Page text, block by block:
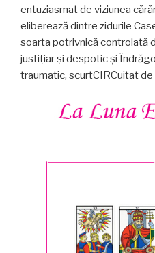
entuziasmat de viziunea
eliberează dintre zidurile
soarta potrivnică controlată
justițiar și despotic și
traumatic, scurtCIRCuitat de